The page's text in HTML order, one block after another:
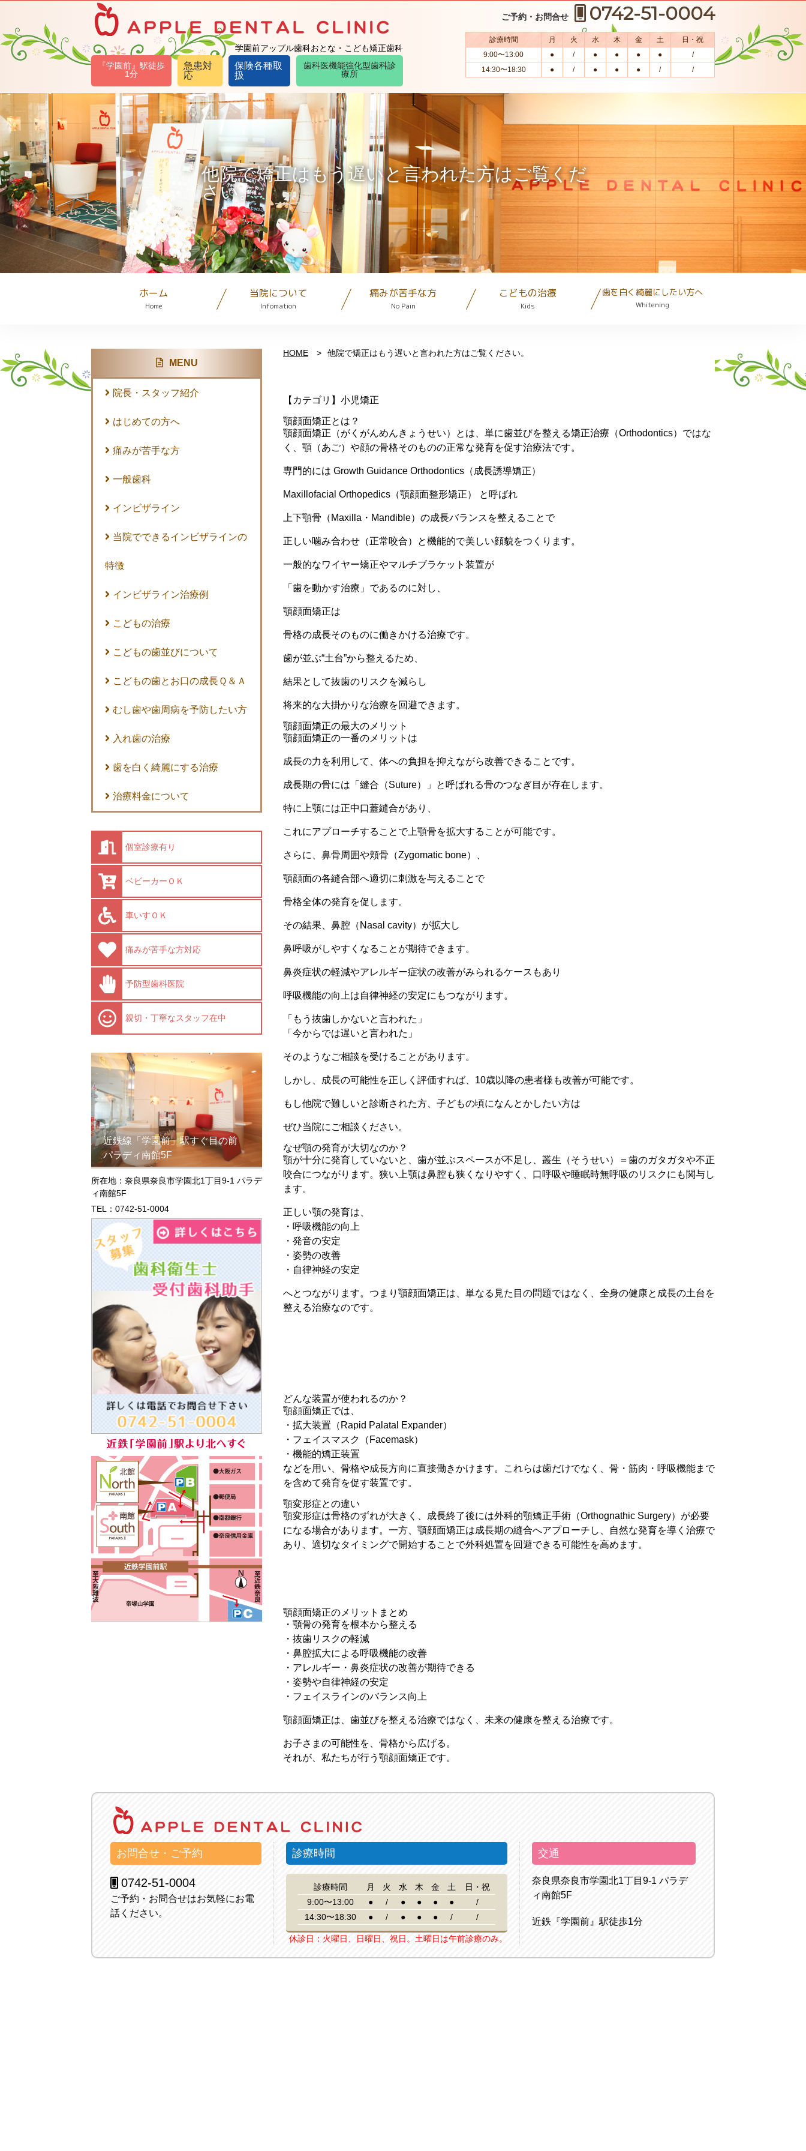
学園前アップル歯科おとな・こども矯正歯科
『学園前』駅徒歩
1分
急患対
応
保険各種取
扱
歯科医機能強化型歯科診
療所
ご予約・お問合せ 0742-51-0004
診療時間 月 火 水 木 金 土
日・祝
9:00〜13:00
● / ● ● ● ●
/
14:30〜18:30
● / ● ● ● / /
他院で矯正はもう遅いと言われた方はご覧くだ
さい。
ホーム
Home
当院について
Infomation
痛みが苦手な方
No Pain
こどもの治療
Kids
歯を白く綺麗にしたい方へ
Whitening
MENU
院長・スタッフ紹介
はじめての方へ
痛みが苦手な方
一般歯科
インビザライン
当院でできるインビザラインの
特徴
インビザライン治療例
こどもの治療
こどもの歯並びについて
こどもの歯とお口の成長Ｑ＆Ａ
むし歯や歯周病を予防したい方
入れ歯の治療
歯を白く綺麗にする治療
治療料金について
個室診療有り
ベビーカーＯＫ
車いすＯＫ
痛みが苦手な方対応
予防型歯科医院
親切・丁寧なスタッフ在中
近鉄線「学園前」駅すぐ目の前
パラディ南館5F
所在地：奈良県奈良市学園北1丁目9-1 パラデ
ィ南館5F
TEL：0742-51-0004
HOME 他院で矯正はもう遅いと言われた方はご覧ください。
【カテゴリ】小児矯正
顎顔面矯正とは？
顎顔面矯正（がくがんめんきょうせい）とは、単に歯並びを整える矯正治療（Orthodontics）ではな
く、顎（あご）や顔の骨格そのものの正常な発育を促す治療法です。
専門的には Growth Guidance Orthodontics（成長誘導矯正）
Maxillofacial Orthopedics（顎顔面整形矯正） と呼ばれ
上下顎骨（Maxilla・Mandible）の成長バランスを整えることで
正しい噛み合わせ（正常咬合）と機能的で美しい顔貌をつくります。
一般的なワイヤー矯正やマルチブラケット装置が
「歯を動かす治療」であるのに対し、
顎顔面矯正は
骨格の成長そのものに働きかける治療です。
歯が並ぶ“土台”から整えるため、
結果として抜歯のリスクを減らし
将来的な大掛かりな治療を回避できます。
顎顔面矯正の最大のメリット
顎顔面矯正の一番のメリットは
成長の力を利用して、体への負担を抑えながら改善できること です。
成長期の骨には「縫合（Suture）」と呼ばれる骨のつなぎ目が存在します。
特に上顎には正中口蓋縫合があり、
これにアプローチすることで上顎骨を拡大することが可能です。
さらに、鼻骨周囲や頬骨（Zygomatic bone）、
顎顔面の各縫合部へ適切に刺激を与えることで
骨格全体の発育を促します。
その結果、 鼻腔（Nasal cavity）が拡大し
鼻呼吸がしやすくなる ことが期待できます。
鼻炎症状の軽減やアレルギー症状の改善がみられるケースもあり
呼吸機能の向上は自律神経の安定にもつながります。
「もう抜歯しかないと言われた」
「今からでは遅いと言われた」
そのようなご相談を受けることがあります。
しかし、成長の可能性を正しく評価すれば、10歳以降の患者様も改善が可能です。
もし他院で難しいと診断された方、子どもの頃になんとかしたい方は
ぜひ当院にご相談ください。
なぜ顎の発育が大切なのか？
顎が十分に発育していないと、歯が並ぶスペースが不足し、 叢生（そうせい）＝歯のガタガタや不正
咬合につながります。狭い上顎は鼻腔も狭くなりやすく、口呼吸や睡眠時無呼吸のリスクにも関与し
ます。
正しい顎の発育は、
・呼吸機能の向上
・発音の安定
・姿勢の改善
・自律神経の安定
へとつながります。つまり顎顔面矯正は、単なる見た目の問題ではなく、 全身の健康と成長の土台を
整える治療なのです。
どんな装置が使われるのか？
顎顔面矯正では、
・拡大装置（Rapid Palatal Expander）
・フェイスマスク（Facemask）
・機能的矯正装置
などを用い、骨格や成長方向に直接働きかけます。これらは歯だけでなく、骨・筋肉・呼吸機能まで
を含めて発育を促す装置です。
顎変形症との違い
顎変形症は骨格のずれが大きく、成長終了後には外科的顎矯正手術（Orthognathic Surgery）が必要
になる場合があります。一方、顎顔面矯正は成長期の縫合へアプローチし、自然な発育を導く治療で
あり、適切なタイミングで開始することで外科処置を回避できる可能性を高めます。
顎顔面矯正のメリットまとめ
・顎骨の発育を根本から整える
・抜歯リスクの軽減
・鼻腔拡大による呼吸機能の改善
・アレルギー・鼻炎症状の改善が期待できる
・姿勢や自律神経の安定
・フェイスラインのバランス向上
顎顔面矯正は、歯並びを整える治療ではなく、 未来の健康を整える治療です。
お子さまの可能性を、骨格から広げる。
それが、私たちが行う顎顔面矯正です。
お問合せ・ご予約
0742-51-0004
ご予約・お問合せはお気軽にお電
話ください。
診療時間
診療時間 月 火 水 木 金 土
日・祝
9:00〜13:00
● / ● ● ● ●
/
14:30〜18:30
● / ● ● ● / /
休診日：火曜日、日曜日、祝日。土曜日は午前診療のみ。
交通
奈良県奈良市学園北1丁目9-1 パラデ
ィ南館5F
近鉄『学園前』駅徒歩1分